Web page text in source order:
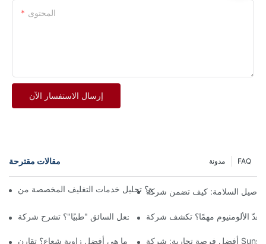
المحتوى
إرسال الاستفسار الآن
مقالات مقترحة FAQ مدونة